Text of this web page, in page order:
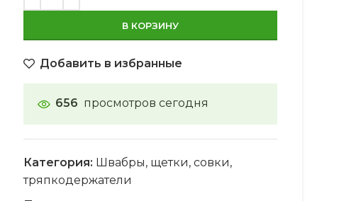
В КОРЗИНУ
Добавить в избранные
656 просмотров сегодня
Категория: Швабры, щетки, совки,
тряпкодержатели